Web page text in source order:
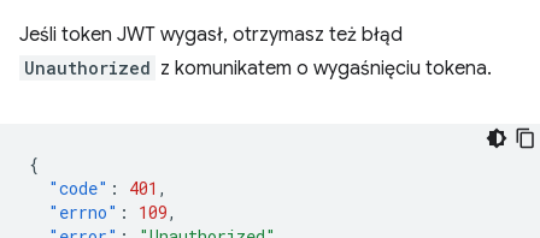
Jeśli token JWT wygasł, otrzymasz też błąd
Unauthorized z komunikatem o wygaśnięciu tokena.
{
"code" : 401 ,
"errno" : 109,